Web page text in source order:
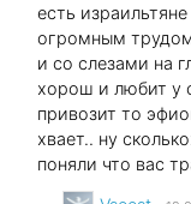
есть
огромным
и со слезами на
хорош и любит у
привозит то
хвает.. ну
поняли что вас